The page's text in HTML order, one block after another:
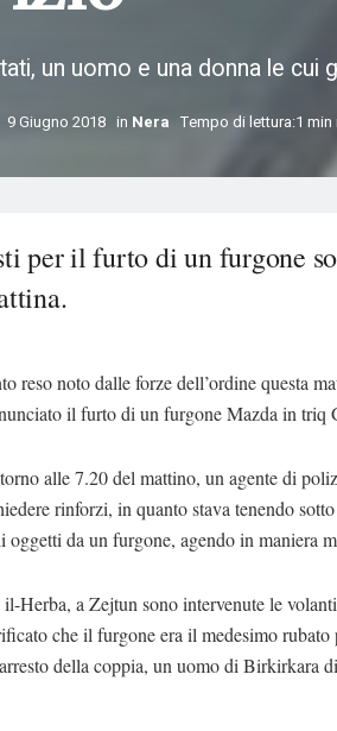
un uomo e una donna le
9 Giugno 2018 in Nera Tempo di lettura:1 min
per il furto di un furgone
reso noto dalle forze dell’ordine questa
il furto di un furgone Mazda in triq
alle 7.20 del mattino, un agente di
rinforzi, in quanto stava tenendo
oggetti da un furgone, agendo in maniera
Herba, a Zejtun sono intervenute le
che il furgone era il medesimo
della coppia, un uomo di Birkirkara